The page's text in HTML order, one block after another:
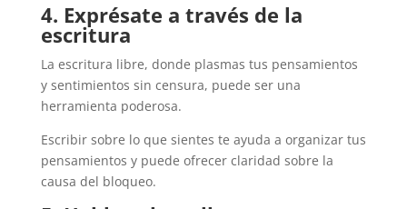
4. Exprésate a través de la
escritura
La escritura libre, donde plasmas tus pensamientos
y sentimientos sin censura, puede ser una
herramienta poderosa.
Escribir sobre lo que sientes te ayuda a organizar tus
pensamientos y puede ofrecer claridad sobre la
causa del bloqueo.